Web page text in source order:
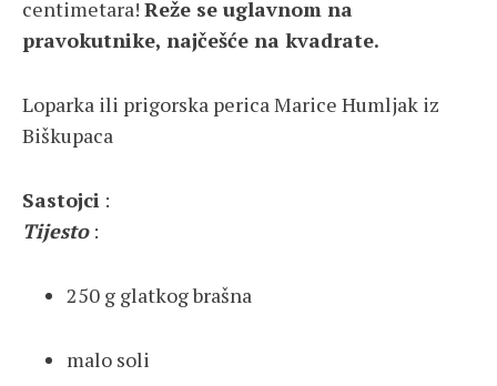
centimetara! Reže se uglavnom na
pravokutnike, najčešće na kvadrate.
Loparka ili prigorska perica Marice Humljak iz
Biškupaca
Sastojci :
Tijesto:
250 g glatkog brašna
malo soli